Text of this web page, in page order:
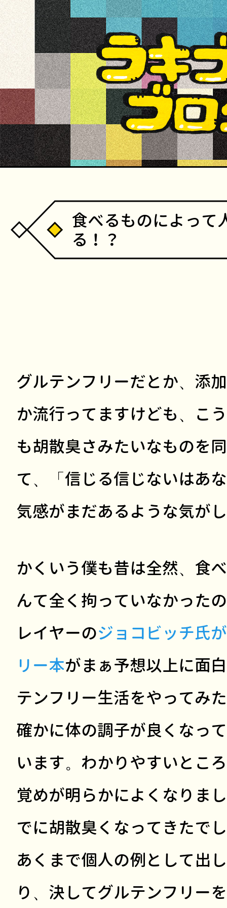
食べるものによって
る！？
グルテンフリーだとか、添
か流行ってますけども、こ
も胡散臭さみたいなものを
て、「信じる信じないはあ
気感がまだあるような気が
かくいう僕も昔は全然、食
んて全く拘っていなかった
レイヤーのジョコビッチ氏
リー本がまぁ予想以上に面
テンフリー生活をやってみ
確かに体の調子が良くなっ
います。わかりやすいとこ
覚めが明らかによくなりま
でに胡散臭くなってきたで
あくまで個人の例として出
り、決してグルテンフリー